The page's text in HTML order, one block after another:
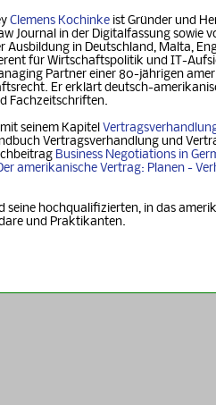
Clemens Kochinke ist Gründer und
Journal in der Digitalfassung so­wie
Ausbildung in Deutschland, Mal­ta,
für Wirt­schafts­politik und IT-
Part­ner einer 80-jäh­ri­gen
Er erklärt deutsch-
Fachzeitschriften.
seinem Kapitel
Vertragsverhandlung und
Business Nego­ti­ati­ons in
ame­ri­ka­ni­sche Vertrag: Planen -
seine hochqualifizierten, in das
und Praktikanten.